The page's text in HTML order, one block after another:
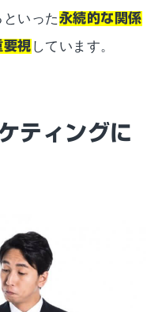
いった永続的な関係
要視 しています。
ティングに